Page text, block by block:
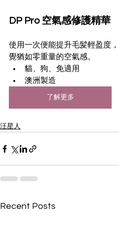
DP Pro 空氣感修護精華
使用一次便能提升毛髪輕盈度
覺猶如零重量的空氣感。
貓、狗、免適用
澳洲製造
了解更多
汪星人
Recent Posts